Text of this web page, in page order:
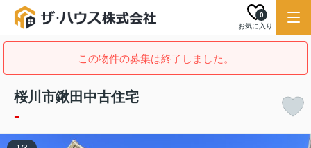
お気に入り
0
この物件の募集は終了しました。
桜川市鍬田中古住宅
-